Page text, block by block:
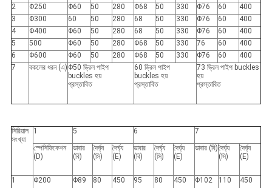
2
Φ250 Φ60 50 280 Φ68 50 330 Φ76 60
400
3
Φ300 60 50 280 68 50 330 Φ76 60
400
4
Φ400 Φ60 50 280 68 50 330 Φ76 60
400
5
500 Φ60 50 280 Φ68 50 330 76 60
400
6
Φ600 Φ60 50 280 Φ68 50 330 Φ76 60
400
7
বকলের ধরন (এ) Φ50 ড্রিল পাইপ
buckles হয়
প্রস্তাবিত
60 ড্রিল পাইপ
buckles হয়
প্রস্তাবিত
73 ড্রিল পাইপ buckles
হয়
প্রস্তাবিত
সিরিয়াল
সংখ্যা
1 5 6
7
স্পেসিফিকেশন
(D)
ডাবার
(বি)
দৈর্ঘ্য
(সি)
দৈর্ঘ্য
(E)
ডাবার
(বি)
দৈর্ঘ্য
(সি)
দৈর্ঘ্য
(E)
ডাবার (বি)দৈর্ঘ্য
(সি)
দৈর্ঘ্য
(E)
1 Φ200 Φ89 80 450 95 80 450 Φ102 110
450